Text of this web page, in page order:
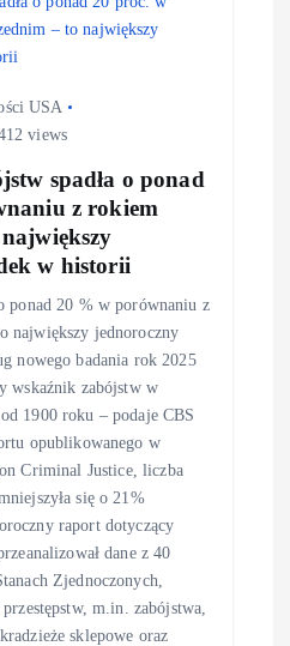
USA
views
spadła o ponad
z rokiem
w historii
ponad 20 % w porównaniu z
największy jednoroczny
nowego badania rok 2025
wskaźnik zabójstw w
1900 roku – podaje CBS
opublikowanego w
Criminal Justice, liczba
się o 21%
raport dotyczący
dane z 40
Zjednoczonych,
m.in. zabójstwa,
sklepowe oraz